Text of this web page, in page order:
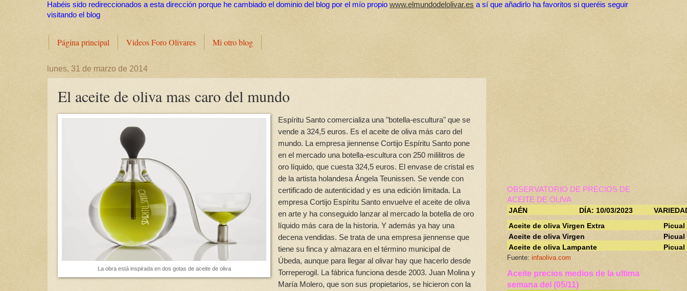
Habéis sido redireccionados a esta dirección porque he cambiado el dominio del blog por el mío propio www.elmundodelolivar.es a sí que añadirlo ha favoritos si queréis seguir
visitando el blog
Página principal Videos Foro Olivares Mi otro blog
lunes, 31 de marzo de 2014
El aceite de oliva mas caro del mundo
La obra está inspirada en dos gotas de aceite de oliva
Espíritu Santo comercializa una "botella-escultura" que se
vende a 324,5 euros. Es el aceite de oliva más caro del
mundo. La empresa jiennense Cortijo Espíritu Santo pone
en el mercado una botella-escultura con 250 mililitros de
oro líquido, que cuesta 324,5 euros. El envase de cristal es
de la artista holandesa Ángela Teunissen. Se vende con
certificado de autenticidad y es una edición limitada. La
empresa Cortijo Espíritu Santo envuelve el aceite de oliva
en arte y ha conseguido lanzar al mercado la botella de oro
líquido más cara de la historia. Y además ya hay una
decena vendidas. Se trata de una empresa jiennense que
tiene su finca y almazara en el término municipal de
Úbeda, aunque para llegar al olivar hay que hacerlo desde
Torreperogil. La fábrica funciona desde 2003. Juan Molina y
María Molero, que son sus propietarios, se hicieron con la
OBSERVATORIO DE PRECIOS DE
ACEITE DE OLIVA
JAÉN
DÍA: 10/03/2023
Aceite de oliva Virgen Extra
Picual
Aceite de oliva Virgen
Picual
Aceite de oliva Lampante
Picual
Fuente: infaoliva.com
Aceite precios medios de la ultima
semana del (05/11)